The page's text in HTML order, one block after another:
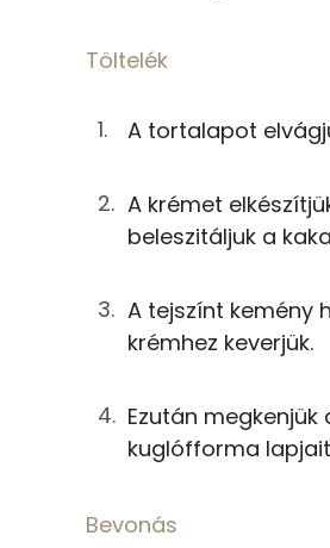
25g
15g cukrozatlan
2ghabfixáló
38gtej
Bevonás
8g
Fehérje
Összesen
Egyszeresen
Koleszterin
Ásványi anyagok
Töltelék
A tortalapot
A krémet
beleszitáljuk a
A tejszínt kemény
krémhez keverjük.
Ezután
kuglófforma
Bevonás